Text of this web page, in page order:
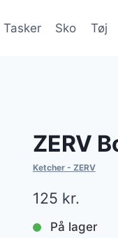
Tasker Sko Tøj
ZERV
Ketcher - ZERV
125 kr.
På lager